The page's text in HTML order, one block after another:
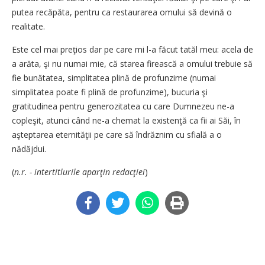
putea recăpăta, pentru ca restaurarea omului să devină o
realitate.
Este cel mai preţios dar pe care mi l-a făcut tatăl meu: acela de
a arăta, şi nu numai mie, că starea firească a omului trebuie să
fie bunătatea, simplitatea plină de profunzime (numai
simplitatea poate fi plină de profunzime), bucuria şi
gratitudinea pentru generozitatea cu care Dumnezeu ne-a
copleşit, atunci când ne-a chemat la existenţă ca fii ai Săi, în
aşteptarea eternităţii pe care să îndrăznim cu sfială a o
nădăjdui.
(n.r. - intertitlurile aparţin redacţiei)